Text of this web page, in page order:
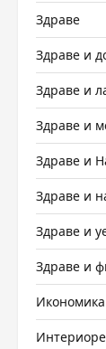
Здраве
Здраве и
Здраве и
Здраве и
Здраве и
Здраве и
Здраве и
Здраве и
Икономика